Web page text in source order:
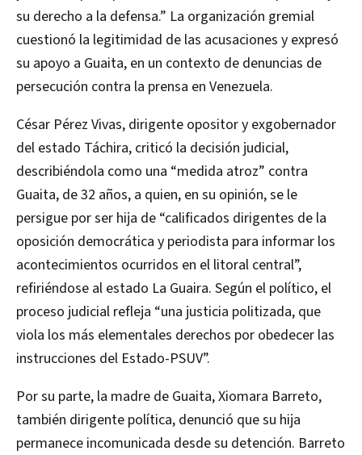
su derecho a la defensa.” La organización gremial
cuestionó la legitimidad de las acusaciones y expresó
su apoyo a Guaita, en un contexto de denuncias de
persecución contra la prensa en Venezuela.
César Pérez Vivas, dirigente opositor y exgobernador
del estado Táchira, criticó la decisión judicial,
describiéndola como una “medida atroz” contra
Guaita, de 32 años, a quien, en su opinión, se le
persigue por ser hija de “calificados dirigentes de la
oposición democrática y periodista para informar los
acontecimientos ocurridos en el litoral central”,
refiriéndose al estado La Guaira. Según el político, el
proceso judicial refleja “una justicia politizada, que
viola los más elementales derechos por obedecer las
instrucciones del Estado-PSUV”.
Por su parte, la madre de Guaita, Xiomara Barreto,
también dirigente política, denunció que su hija
permanece incomunicada desde su detención. Barreto